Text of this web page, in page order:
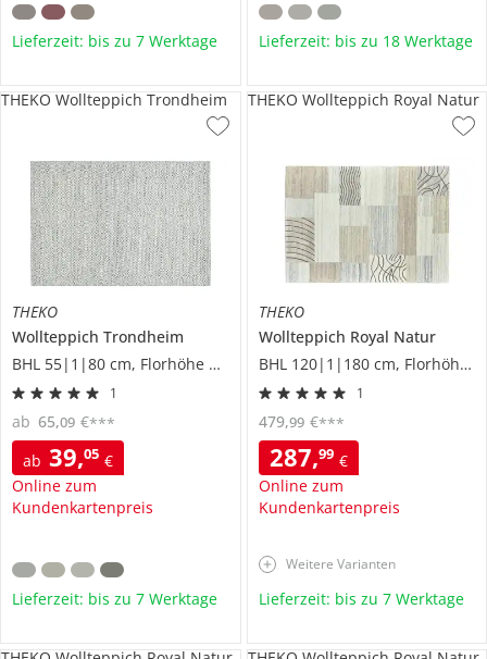
Lieferzeit: bis zu 7 Werktage Lieferzeit: bis zu 18 Werktage
THEKO
Wollteppich Trondheim
BHL 55|1|80 cm, Florhöhe 1 cm
1
ab 39,05 €
Online zum
Kundenkartenpreis
ab 65,09 €***
THEKO Wollteppich Trondheim
Lieferzeit: bis zu 7 Werktage
THEKO
Wollteppich Royal Natur
BHL 120|1|180 cm, Florhöhe 1,2 cm
1
287,99 €
Online zum
Kundenkartenpreis
479,99 €***
THEKO Wollteppich Royal Natur
Weitere Varianten
Lieferzeit: bis zu 7 Werktage